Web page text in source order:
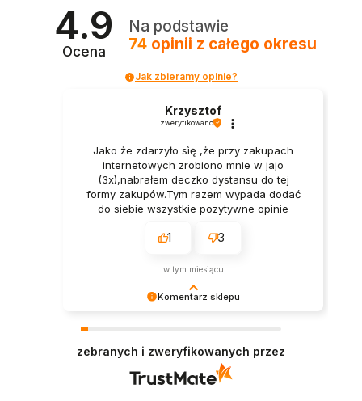
4.9
Ocena
Na podstawie
74 opinii z całego okresu
Jak zbieramy opinie?
Komentarz sklepu
jak Ty. Z pozdrowieniami, obsługa sklepu.
Krzysztof
zweryfikowano
Jako że zdarzyło sìę ,że przy zakupach
internetowych zrobiono mnie w jajo
(3x),nabrałem deczko dystansu do tej
formy zakupów.Tym razem wypada dodać
do siebie wszystkie pozytywne opinie
o wyborze Was i waszej oferty. Ja
zastrzeżeń.Pan we Firmie wytłumaczył
Pan kurier dostarczył w punkt.Towar był
1 3
w tym miesiącu
zebranych i zweryfikowanych przez